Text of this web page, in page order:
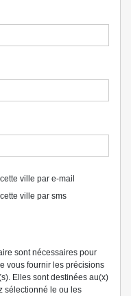
ville par e-mail
ville par sms
sont nécessaires pour
vous fournir les précisions
Elles sont destinées au(x)
sélectionné le ou les